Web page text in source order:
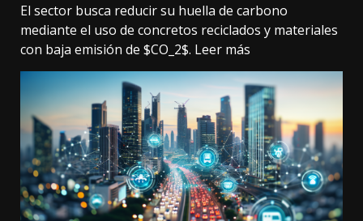
El sector busca reducir su huella de carbono
mediante el uso de concretos reciclados y materiales
con baja emisión de $CO_2$. Leer más